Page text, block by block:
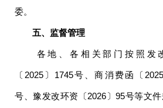
委。
五、监督管理
各地、各相关部门按照发
〔2025〕1745号、商消费函〔
号、豫发改环资〔2026〕95号等文件